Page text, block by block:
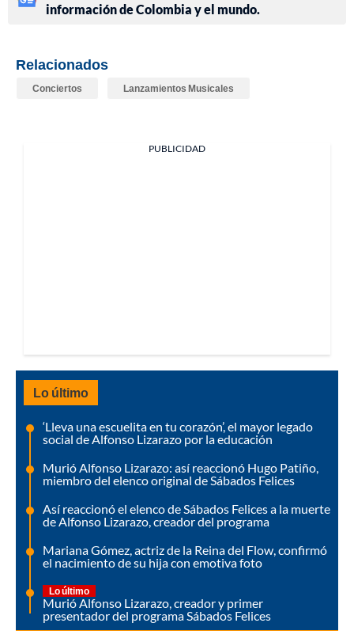
información de Colombia y el mundo.
Relacionados
Conciertos Lanzamientos Musicales
PUBLICIDAD
Lo último
‘Lleva una escuelita en tu corazón’, el mayor legado
social de Alfonso Lizarazo por la educación
Murió Alfonso Lizarazo: así reaccionó Hugo Patiño,
miembro del elenco original de Sábados Felices
Así reaccionó el elenco de Sábados Felices a la muerte
de Alfonso Lizarazo, creador del programa
Mariana Gómez, actriz de la Reina del Flow, confirmó
el nacimiento de su hija con emotiva foto
Lo último
Murió Alfonso Lizarazo, creador y primer
presentador del programa Sábados Felices